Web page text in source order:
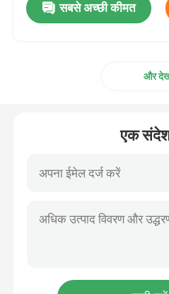
सबसे अच्छी कीमत
और
एक